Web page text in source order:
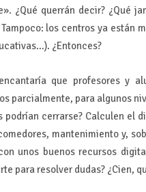
¿Qué querrán decir? ¿Qué
los centros ya están
¿Entonces?
que profesores y
parcialmente, para algunos
cerrarse? Calculen el
mantenimiento y,
unos buenos recursos
para resolver dudas? ¿Cien,